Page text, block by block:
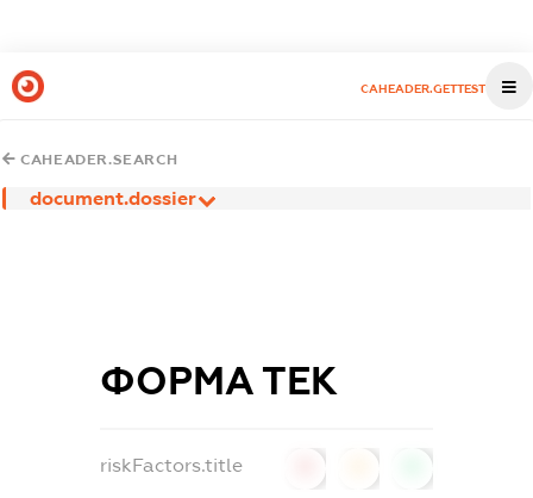
CAHEADER.GETTEST
CAHEADER.SEARCH
document.dossier
ФОРМА ТЕК
riskFactors.title